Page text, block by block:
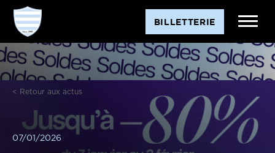
BILLETTERIE
< Retour aux actus
07/01/2026